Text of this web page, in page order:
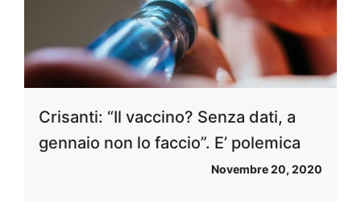
Crisanti: “Il vaccino? Senza dati, a
gennaio non lo faccio”. E’ polemica
Novembre 20, 2020